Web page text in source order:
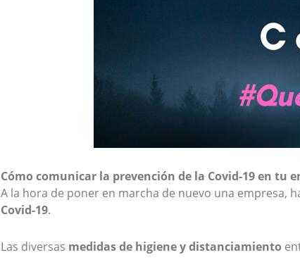
Cómo comunicar la prevención de la Covid-19 en tu
A la hora de poner en marcha de nuevo una empresa,
Covid-19.
Las diversas medidas de higiene y distanciamiento